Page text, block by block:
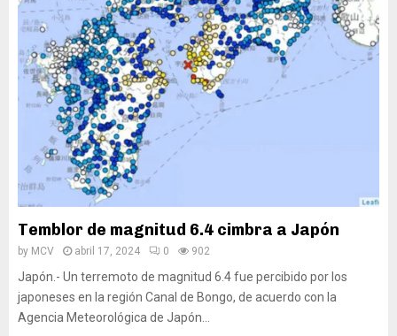
Temblor de magnitud 6.4 cimbra a Japón
by MCV abril 17, 2024 0 902
Japón.- Un terremoto de magnitud 6.4 fue percibido por los
japoneses en la región Canal de Bongo, de acuerdo con la
Agencia Meteorológica de Japón...